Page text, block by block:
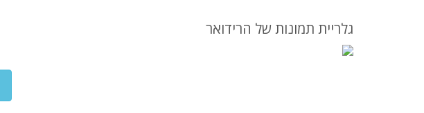
גלריית תמונות של הרידואר